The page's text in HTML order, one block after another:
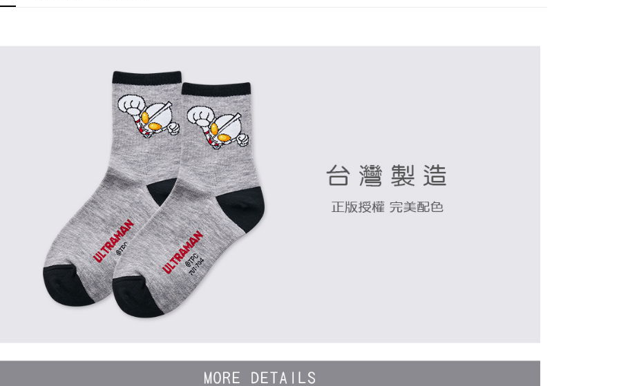
每筆NT$85，滿NT$859(含以上)免運費